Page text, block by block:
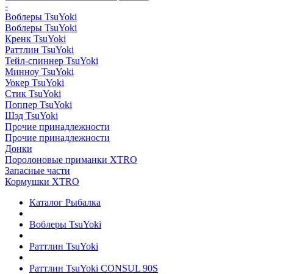
-
Воблеры TsuYoki
Воблеры TsuYoki
Кренк TsuYoki
Раттлин TsuYoki
Тейл-спиннер TsuYoki
Минноу TsuYoki
Уокер TsuYoki
Стик TsuYoki
Поппер TsuYoki
Шэд TsuYoki
Прочие принадлежности
Прочие принадлежности
Донки
Поролоновые приманки XTRO
Запасные части
Кормушки XTRO
Каталог Рыбалка
Воблеры TsuYoki
Раттлин TsuYoki
Раттлин TsuYoki CONSUL 90S